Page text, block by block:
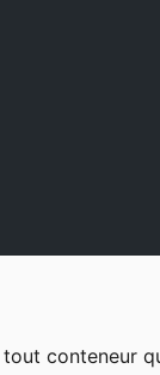
conteneur